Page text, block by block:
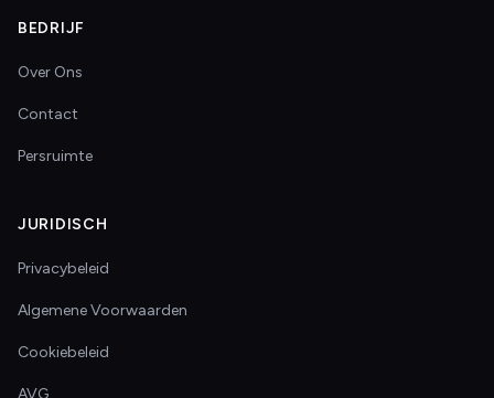
BEDRIJF
Over Ons
Contact
Persruimte
JURIDISCH
Privacybeleid
Algemene Voorwaarden
Cookiebeleid
AVG